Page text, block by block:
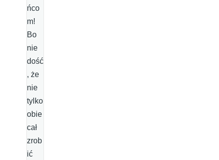
ńco
m!
Bo
nie
dość
, że
nie
tylko
obie
cał
zrob
ić